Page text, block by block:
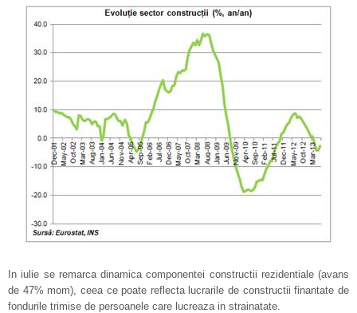
In iulie se remarca dinamica componentei constructii rezidentiale (avans
de 47% mom), ceea ce poate reflecta lucrarile de constructii finantate de
fondurile trimise de persoanele care lucreaza in strainatate.